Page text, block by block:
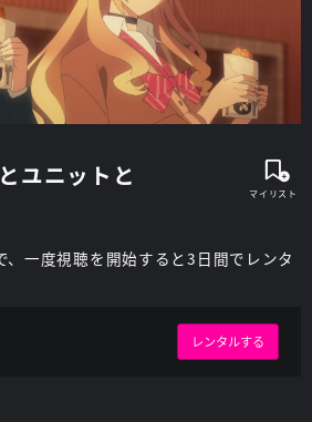
ユニットと
、一度視聴を開始すると3日間でレンタ
レンタルする